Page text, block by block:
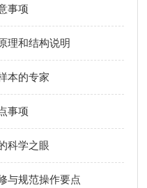
事项
理和结构说明
本的专家
事项
科学之眼
与规范操作要点